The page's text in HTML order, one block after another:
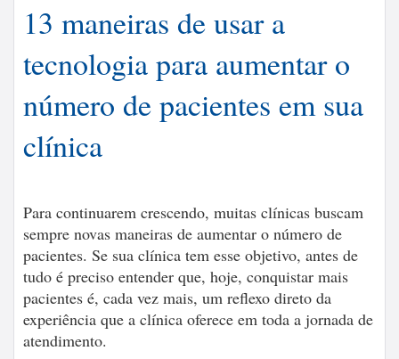
13 maneiras de usar a
tecnologia para aumentar o
número de pacientes em sua
clínica
Para continuarem crescendo, muitas clínicas buscam
sempre novas maneiras de aumentar o número de
pacientes. Se sua clínica tem esse objetivo, antes de
tudo é preciso entender que, hoje, conquistar mais
pacientes é, cada vez mais, um reflexo direto da
experiência que a clínica oferece em toda a jornada de
atendimento.